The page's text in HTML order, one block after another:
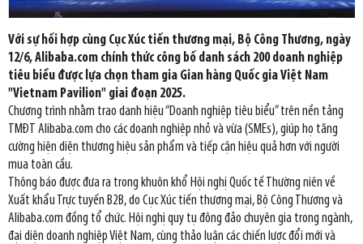
Với sự hối hợp cùng Cục Xúc tiến thương mại, Bộ Công Thương, ngày
12/6, Alibaba.com chính thức công bố danh sách 200 doanh nghiệp
tiêu biểu được lựa chọn tham gia Gian hàng Quốc gia Việt Nam
"Vietnam Pavilion" giai đoạn 2025.
Chương trình nhằm trao danh hiệu “Doanh nghiệp tiêu biểu” trên nền tảng
TMĐT Alibaba.com cho các doanh nghiệp nhỏ và vừa (SMEs), giúp họ tăng
cường hiện diện thương hiệu sản phẩm và tiếp cận hiệu quả hơn với người
mua toàn cầu.
Thông báo được đưa ra trong khuôn khổ Hội nghị Quốc tế Thường niên về
Xuất khẩu Trực tuyến B2B, do Cục Xúc tiến thương mại, Bộ Công Thương và
Alibaba.com đồng tổ chức. Hội nghị quy tụ đông đảo chuyên gia trong ngành,
đại diện doanh nghiệp Việt Nam, cùng thảo luận các chiến lược đổi mới và